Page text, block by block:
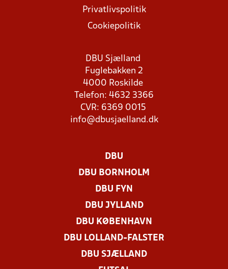
Privatlivspolitik
Cookiepolitik
DBU Sjælland
Fuglebakken 2
4000 Roskilde
Telefon: 4632 3366
CVR: 6369 0015
info@dbusjaelland.dk
DBU
DBU BORNHOLM
DBU FYN
DBU JYLLAND
DBU KØBENHAVN
DBU LOLLAND-FALSTER
DBU SJÆLLAND